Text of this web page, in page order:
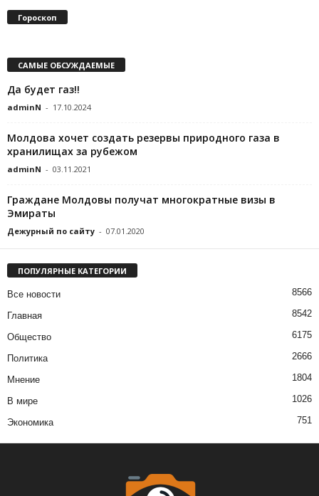
Гороскоп
САМЫЕ ОБСУЖДАЕМЫЕ
Да будет газ!!
adminN - 17.10.2024
Молдова хочет создать резервы природного газа в
хранилищах за рубежом
adminN - 03.11.2021
Граждане Молдовы получат многократные визы в
Эмираты
Дежурный по сайту - 07.01.2020
ПОПУЛЯРНЫЕ КАТЕГОРИИ
Все новости 8566
Главная 8542
Общество 6175
Политика 2666
Мнение 1804
В мире 1026
Экономика 751